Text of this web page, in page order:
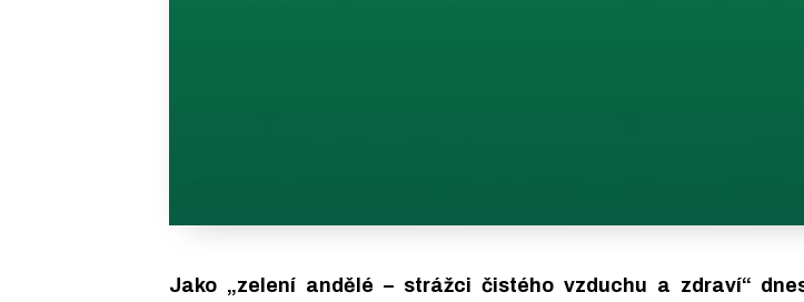
Jako „zelení andělé – strážci čistého vzduchu a zdraví“